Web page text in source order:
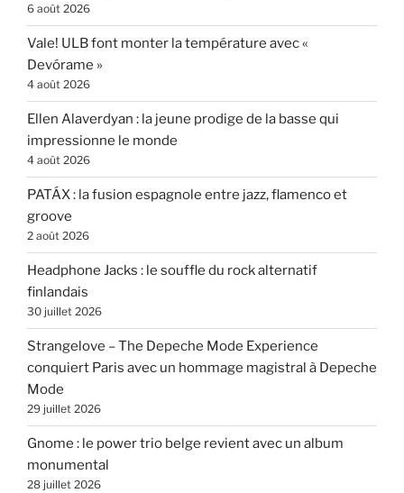
6 août 2026
Vale! ULB font monter la température avec «
Devórame »
4 août 2026
Ellen Alaverdyan : la jeune prodige de la basse qui
impressionne le monde
4 août 2026
PATÁX : la fusion espagnole entre jazz, flamenco et
groove
2 août 2026
Headphone Jacks : le souffle du rock alternatif
finlandais
30 juillet 2026
Strangelove – The Depeche Mode Experience
conquiert Paris avec un hommage magistral à Depeche
Mode
29 juillet 2026
Gnome : le power trio belge revient avec un album
monumental
28 juillet 2026